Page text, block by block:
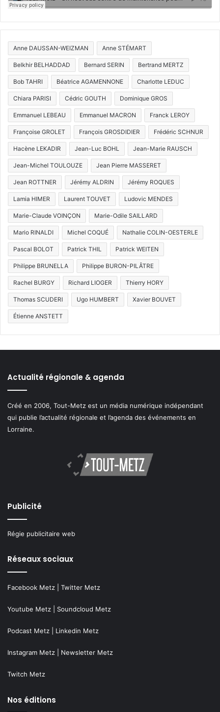
Anne DAUSSAN-WEIZMAN Anne STÉMART
Belkhir BELHADDAD Bernard SERIN Bertrand MERTZ
Bob TAHRI Béatrice AGAMENNONE Charlotte LEDUC
Chiara PARISI Cédric GOUTH Dominique GROS
Emmanuel LEBEAU Emmanuel MACRON Franck LEROY
Françoise GROLET François GROSDIDIER Frédéric SCHNUR
Hacène LEKADIR Jean-Luc BOHL Jean-Marie RAUSCH
Jean-Michel TOULOUZE Jean Pierre MASSERET
Jean ROTTNER Jérémy ALDRIN Jérémy ROQUES
Lamia HIMER Laurent TOUVET Ludovic MENDES
Marie-Claude VOINÇON Marie-Odile SAILLARD
Mario RINALDI Michel COQUÉ Nathalie COLIN-OESTERLE
Pascal BOLOT Patrick THIL Patrick WEITEN
Philippe BRUNELLA Philippe BURON-PILÂTRE
Rachel BURGY Richard LIOGER Thierry HORY
Thomas SCUDERI Ugo HUMBERT Xavier BOUVET
Étienne ANSTETT
Actualité régionale & agenda
Créé en 2006, Tout-Metz est un média numérique indépendant
qui publie l’actualité régionale et l’agenda des événements en
Lorraine.
Publicité
Régie publicitaire web
Réseaux sociaux
Facebook Metz Twitter Metz
Youtube Metz Soundcloud Metz
Podcast Metz Linkedin Metz
Instagram Metz Newsletter Metz
Twitch Metz
Nos éditions